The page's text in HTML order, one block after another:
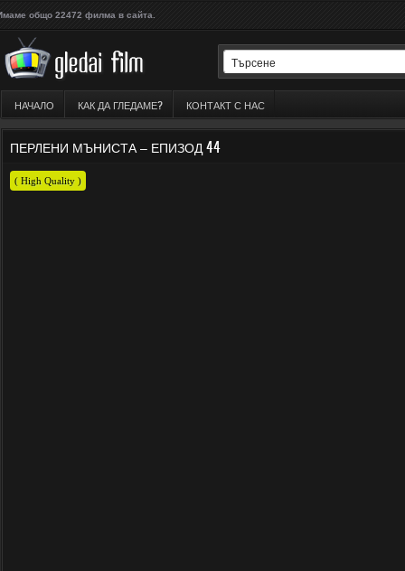
общо 22472 филма в сайта.
НАЧАЛО КАК ДА ГЛЕДАМЕ? КОНТАКТ С НАС
ПЕРЛЕНИ МЪНИСТА – ЕПИЗОД 44
( High Quality )